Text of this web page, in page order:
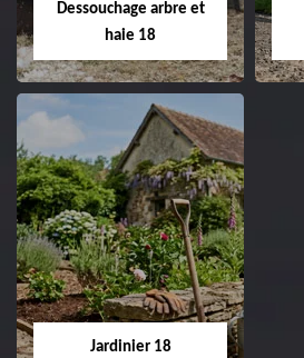
Dessouchage arbre et
haie 18
Dessouchage arbre
et haie 18
Entreprise dessouchage
arbre et haie 18 Cher
Jardinier 18